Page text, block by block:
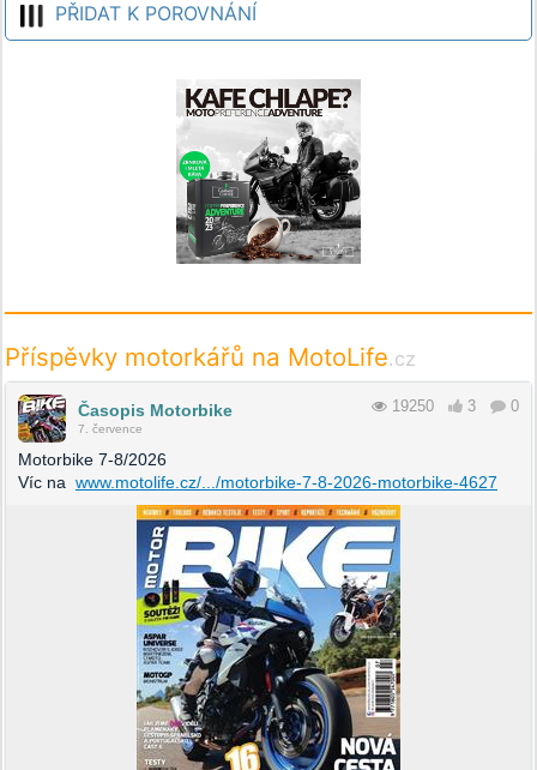
PŘIDAT K POROVNÁNÍ
Příspěvky motorkářů na MotoLife.cz
Časopis Motorbike
7. července
19250 3 0
Motorbike 7-8/2026
Víc na www.motolife.cz/.../motorbike-7-8-2026-motorbike-4627